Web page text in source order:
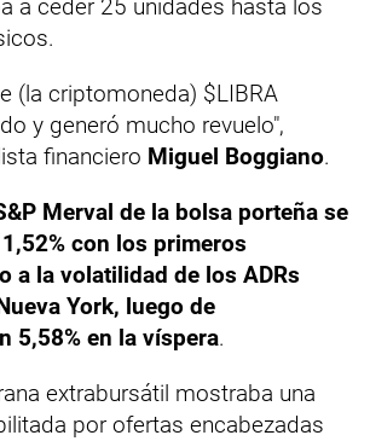
a ceder 25 unidades hasta los
(la criptomoneda) $LIBRA
y generó mucho revuelo",
financiero Miguel Boggiano.
Merval de la bolsa porteña se
con los primeros
a la volatilidad de los ADRs
York, luego de
5,58% en la víspera.
extrabursátil mostraba una
por ofertas encabezadas